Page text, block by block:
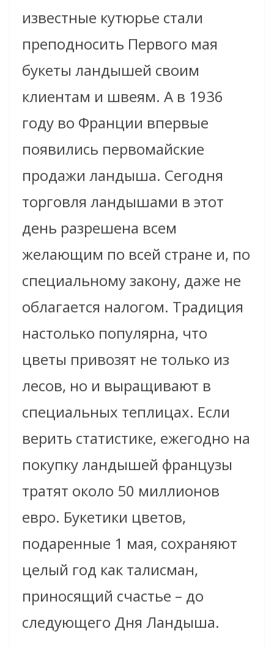
известные кутюрье стали
преподносить Первого мая
букеты ландышей своим
клиентам и швеям. А в 1936
году во Франции впервые
появились первомайские
продажи ландыша. Сегодня
торговля ландышами в этот
день разрешена всем
желающим по всей стране и, по
специальному закону, даже не
облагается налогом. Традиция
настолько популярна, что
цветы привозят не только из
лесов, но и выращивают в
специальных теплицах. Если
верить статистике, ежегодно на
покупку ландышей французы
тратят около 50 миллионов
евро. Букетики цветов,
подаренные 1 мая, сохраняют
целый год как талисман,
приносящий счастье – до
следующего Дня Ландыша.